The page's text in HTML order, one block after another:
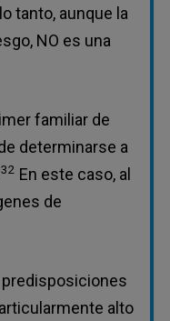
tanto, aunque la
NO es una
familiar de
determinarse a
32 En este caso, al
de
alto